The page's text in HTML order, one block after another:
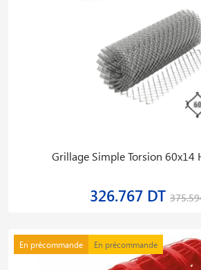
Grillage Simple Torsion 60x14
326.767 DT
En précommande En précommande